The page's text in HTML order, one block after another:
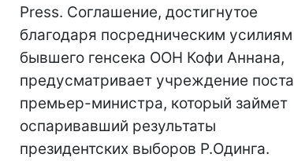
Press. Соглашение, достигнутое
благодаря посредническим усилиям
бывшего генсека ООН Кофи Аннана,
предусматривает учреждение поста
премьер-министра, который займет
оспаривавший результаты
президентских выборов Р.Одинга.